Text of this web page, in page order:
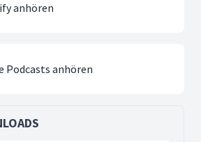
anhören
Podcasts anhören